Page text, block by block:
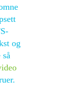
og
så